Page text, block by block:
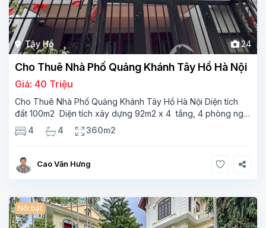
Tây Hồ 24
Cho Thuê Nhà Phố Quảng Khánh Tây Hồ Hà Nội
Giá: 40 Triệu
Cho Thuê Nhà Phố Quảng Khánh Tây Hồ Hà Nội Diện tích
đất 100m2 Diện tích xây dựng 92m2 x 4 tầng, 4 phòng ngủ
3 phòng tắm Tầng 1 – phòng bếp-1wc Tầng 2– phòng khách
, 1 phòng ngủ,1 phòng tắm Tầng 3- 2
4 4 360m2
Cao Văn Hưng
Nổi bật